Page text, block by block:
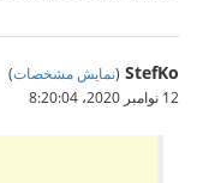
StefKo
(نمایش مشخصات)
12 نوامبر 2020،‏ 8:20:04